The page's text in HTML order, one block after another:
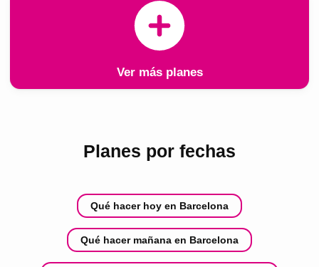
Ver más planes
Planes por fechas
Qué hacer hoy en Barcelona
Qué hacer mañana en Barcelona